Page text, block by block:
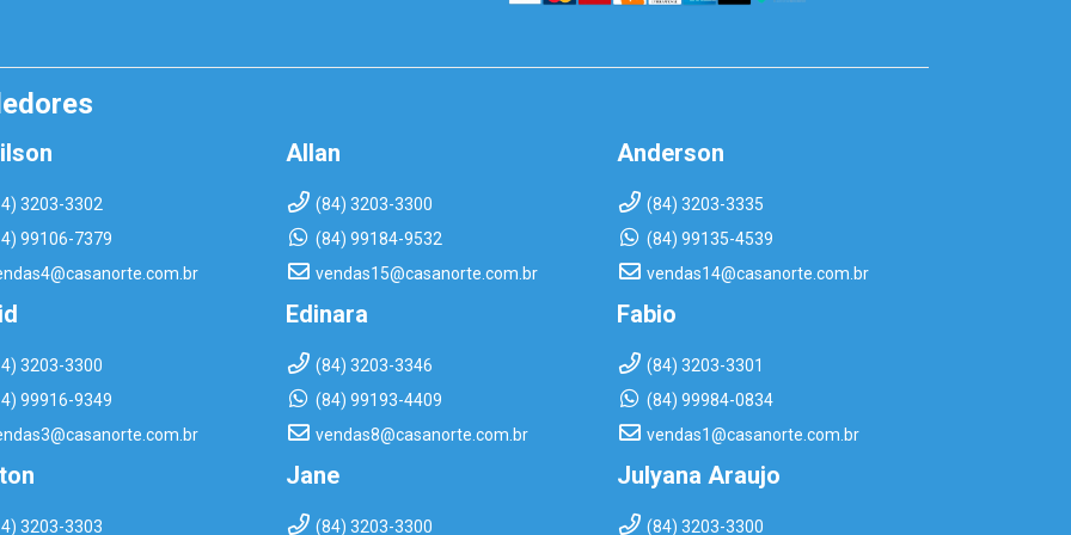
3203-3302
99106-7379
Allan
(84) 3203-3300
(84) 99184-9532
vendas15@casanorte.com.br
Anderson
(84) 3203-3335
(84) 99135-4539
vendas14@casanorte.com.br
3203-3300
99916-9349
Edinara
(84) 3203-3346
(84) 99193-4409
vendas8@casanorte.com.br
Fabio
(84) 3203-3301
(84) 99984-0834
vendas1@casanorte.com.br
3203-3303
Jane
(84) 3203-3300
Julyana Araujo
(84) 3203-3300